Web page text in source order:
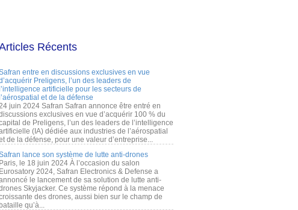
Récents
entre en discussions exclusives en vue
Preligens, l’un des leaders de
l’intelligence artificielle pour les secteurs de
l’aérospatial et de la défense
juin 2024 Safran Safran annonce être entré en
exclusives en vue d’acquérir 100 % du
de Preligens, l’un des leaders de l’intelligence
(IA) dédiée aux industries de l’aérospatial
de la défense, pour une valeur d’entreprise...
lance son système de lutte anti-drones
Paris, le 18 juin 2024 À l’occasion du salon
Eurosatory 2024, Safran Electronics & Defense a
le lancement de sa solution de lutte anti-
Skyjacker. Ce système répond à la menace
des drones, aussi bien sur le champ de
bataille qu’à...